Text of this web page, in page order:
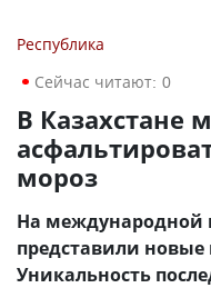
Республика
Сейчас читают: 0
В Казахстане
мороз
На международной
представили
Уникальность